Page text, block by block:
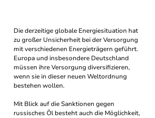
Die derzeitige globale Energiesituation hat
zu großer Unsicherheit bei der Versorgung
mit verschiedenen Energieträgern geführt.
Europa und insbesondere Deutschland
müssen ihre Versorgung diversifizieren,
wenn sie in dieser neuen Weltordnung
bestehen wollen.
Mit Blick auf die Sanktionen gegen
russisches Öl besteht auch die Möglichkeit,